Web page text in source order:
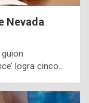
Nevada
guion
logra cinco…